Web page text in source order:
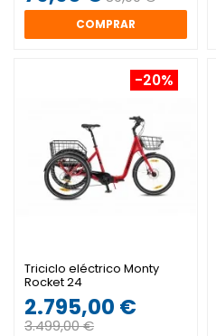
COMPRAR
-20%
Triciclo eléctrico Monty
Rocket 24
2.795,00 €
3.499,00 €